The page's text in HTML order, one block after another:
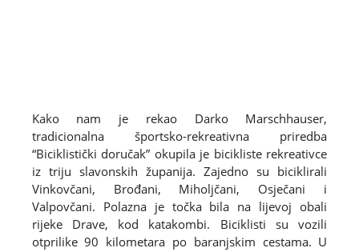
Kako nam je rekao Darko Marschhauser,
tradicionalna športsko-rekreativna priredba
“Biciklistički doručak” okupila je bicikliste rekreativce
iz triju slavonskih županija. Zajedno su biciklirali
Vinkovčani, Brođani, Miholjčani, Osječani i
Valpovčani. Polazna je točka bila na lijevoj obali
rijeke Drave, kod katakombi. Biciklisti su vozili
otprilike 90 kilometara po baranjskim cestama. U